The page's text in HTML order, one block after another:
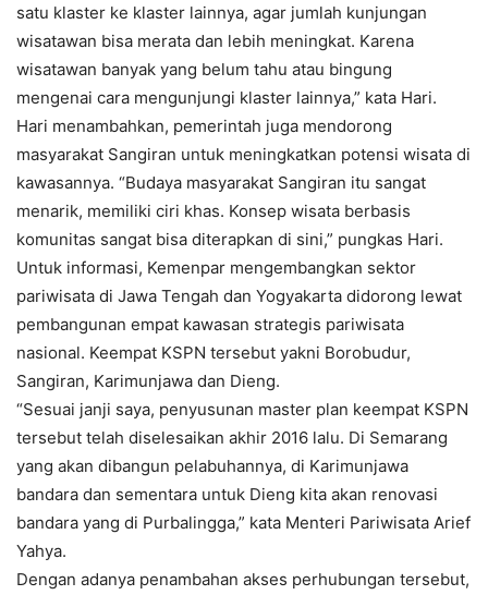
satu klaster ke klaster lainnya, agar jumlah kunjungan
wisatawan bisa merata dan lebih meningkat. Karena
wisatawan banyak yang belum tahu atau bingung
mengenai cara mengunjungi klaster lainnya,” kata Hari.
Hari menambahkan, pemerintah juga mendorong
masyarakat Sangiran untuk meningkatkan potensi wisata di
kawasannya. “Budaya masyarakat Sangiran itu sangat
menarik, memiliki ciri khas. Konsep wisata berbasis
komunitas sangat bisa diterapkan di sini,” pungkas Hari.
Untuk informasi, Kemenpar mengembangkan sektor
pariwisata di Jawa Tengah dan Yogyakarta didorong lewat
pembangunan empat kawasan strategis pariwisata
nasional. Keempat KSPN tersebut yakni Borobudur,
Sangiran, Karimunjawa dan Dieng.
“Sesuai janji saya, penyusunan master plan keempat KSPN
tersebut telah diselesaikan akhir 2016 lalu. Di Semarang
yang akan dibangun pelabuhannya, di Karimunjawa
bandara dan sementara untuk Dieng kita akan renovasi
bandara yang di Purbalingga,” kata Menteri Pariwisata Arief
Yahya.
Dengan adanya penambahan akses perhubungan tersebut,